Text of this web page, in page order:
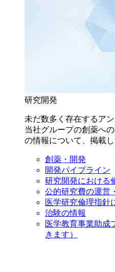
研究開発
未だ数多く存在するア
当社グループの創薬へ
の情報について、掲載し
創薬・開発
開発パイプライン
研究開発における
公的研究費の運営
医学研究倫理指針
治験の情報
医学教育事業助成
きます）